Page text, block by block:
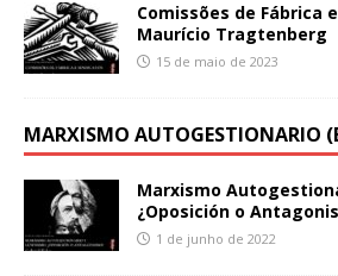
Comissões de Fábrica
Maurício Tragtenberg
15 de maio de 2023
MARXISMO AUTOGESTIONARIO
Marxismo
¿Oposición o
1 de junho de 2022